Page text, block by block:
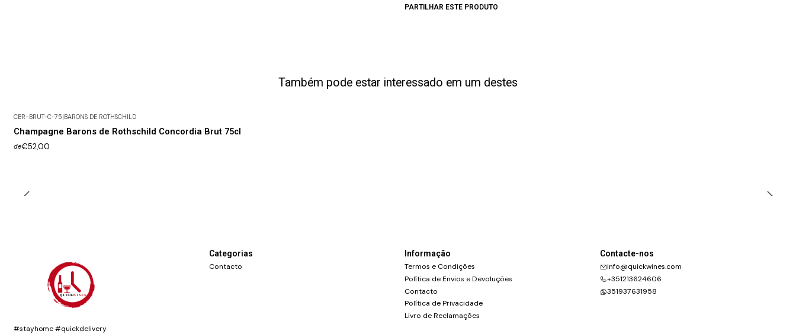
PARTILHAR ESTE PRODUTO
Também pode estar interessado em um destes
CBR-BRUT-C-75 BARONS DE ROTHSCHILD
Champagne Barons de Rothschild Concordia Brut 75cl
de€52,00
#stayhome #quickdelivery
Categorias
Contacto
Informação
Termos e Condições
Política de Envios e Devoluções
Contacto
Política de Privacidade
Livro de Reclamações
Contacte-nos
info@quickwines.com
+351213624606
351937631958